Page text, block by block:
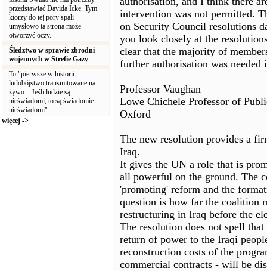
przedstawiać Davida Icke. Tym
ktorzy do tej pory spali
umysłowo ta strona może
otworzyć oczy.
Śledztwo w sprawie zbrodni
wojennych w Strefie Gazy
To "pierwsze w historii
ludobójstwo transmitowane na
żywo... Jeśli ludzie są
nieświadomi, to są świadomie
nieświadomi"
więcej ->
intervention was not permitted.
on Security Council resolutions
you look closely at the
clear that the majority of
further authorisation was
Professor Vaughan
Lowe Chichele Professor of
Oxford
The new resolution provides a
Iraq.
It gives the UN a role that is
all powerful on the ground. The
'promoting' reform and the
question is how far the coalition
restructuring in Iraq before the
The resolution does not spell
return of power to the Iraqi
reconstruction costs of the
commercial contracts - will be